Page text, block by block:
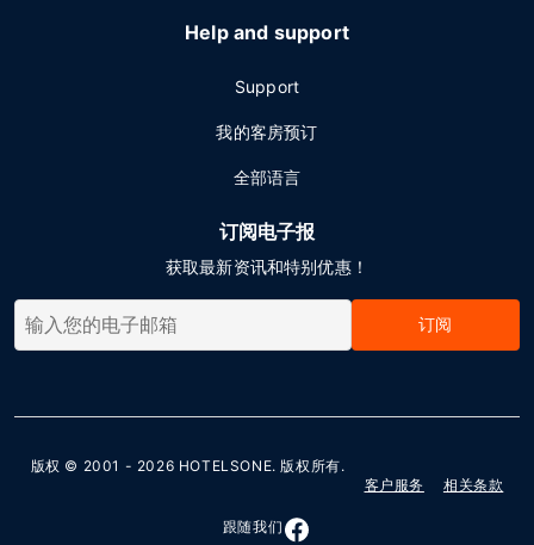
Help and support
Support
我的客房预订
全部语言
订阅电子报
获取最新资讯和特别优惠！
订阅
版权 © 2001 - 2026 HOTELSONE. 版权所有.
客户服务
相关条款
跟随我们